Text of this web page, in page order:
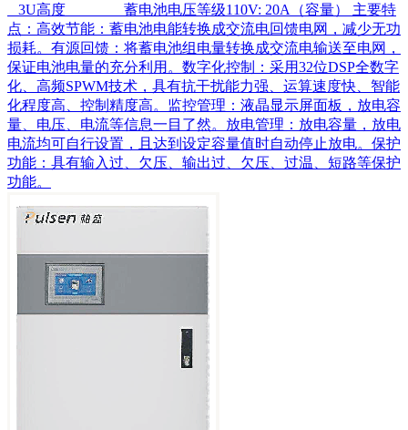
3U高度 蓄电池电压等级110V: 20A（容量） 主要特
点：高效节能：蓄电池电能转换成交流电回馈电网，减少无功
损耗。有源回馈：将蓄电池组电量转换成交流电输送至电网，
保证电池电量的充分利用。数字化控制：采用32位DSP全数字
化、高频SPWM技术，具有抗干扰能力强、运算速度快、智能
化程度高、控制精度高。监控管理：液晶显示屏面板，放电容
量、电压、电流等信息一目了然。放电管理：放电容量，放电
电流均可自行设置，且达到设定容量值时自动停止放电。保护
功能：具有输入过、欠压、输出过、欠压、过温、短路等保护
功能。